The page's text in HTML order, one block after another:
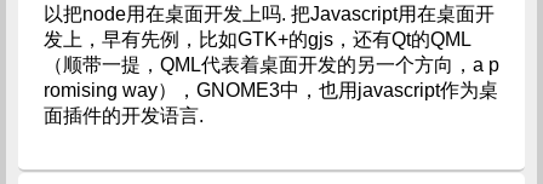
以把node用在桌面开发上吗. 把Javascript用在桌面开
发上，早有先例，比如GTK+的gjs，还有Qt的QML
（顺带一提，QML代表着桌面开发的另一个方向，a p
romising way），GNOME3中，也用javascript作为桌
面插件的开发语言.